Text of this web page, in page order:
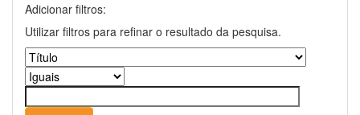
Adicionar filtros:
Utilizar filtros para refinar o resultado da pesquisa.